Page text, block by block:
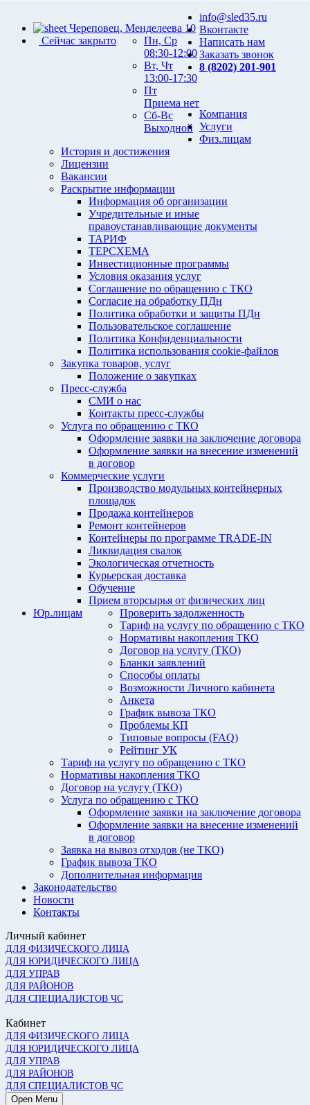
Череповец, Менделеева 10
Сейчас закрыто
Пн, Ср
08:30-12:00
Вт, Чт
13:00-17:30
Пт
Приема нет
Сб-Вс
Выходной
info@sled35.ru
Вконтакте
Написать нам
Заказать звонок
8 (8202) 201-901
Компания
История и достижения
Лицензии
Вакансии
Раскрытие информации
Информация об организации
Учредительные и иные
правоустанавливающие документы
ТАРИФ
ТЕРСХЕМА
Инвестиционные программы
Условия оказания услуг
Соглашение по обращению с ТКО
Согласие на обработку ПДн
Политика обработки и защиты ПДн
Пользовательское соглашение
Политика Конфиденциальности
Политика использования cookie-файлов
Закупка товаров, услуг
Положение о закупках
Пресс-служба
СМИ о нас
Контакты пресс-службы
Услуги
Услуга по обращению с ТКО
Оформление заявки на заключение договора
Оформление заявки на внесение изменений
в договор
Коммерческие услуги
Производство модульных контейнерных
площадок
Продажа контейнеров
Ремонт контейнеров
Контейнеры по программе TRADE-IN
Ликвидация свалок
Экологическая отчетность
Курьерская доставка
Обучение
Прием вторсырья от физических лиц
Физ.лицам
Проверить задолженность
Тариф на услугу по обращению с ТКО
Нормативы накопления ТКО
Договор на услугу (ТКО)
Бланки заявлений
Способы оплаты
Возможности Личного кабинета
Анкета
График вывоза ТКО
Проблемы КП
Типовые вопросы (FAQ)
Рейтинг УК
Юр.лицам
Тариф на услугу по обращению с ТКО
Нормативы накопления ТКО
Договор на услугу (ТКО)
Услуга по обращению с ТКО
Оформление заявки на заключение договора
Оформление заявки на внесение изменений
в договор
Заявка на вывоз отходов (не ТКО)
График вывоза ТКО
Дополнительная информация
Законодательство
Новости
Контакты
Личный кабинет
ДЛЯ ФИЗИЧЕСКОГО ЛИЦА
ДЛЯ ЮРИДИЧЕСКОГО ЛИЦА
ДЛЯ УПРАВ
ДЛЯ РАЙОНОВ
ДЛЯ СПЕЦИАЛИСТОВ ЧС
Кабинет
ДЛЯ ФИЗИЧЕСКОГО ЛИЦА
ДЛЯ ЮРИДИЧЕСКОГО ЛИЦА
ДЛЯ УПРАВ
ДЛЯ РАЙОНОВ
ДЛЯ СПЕЦИАЛИСТОВ ЧС
Open Menu